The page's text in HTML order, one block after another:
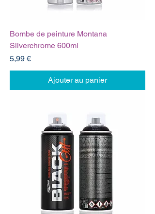
Bombe de peinture Montana
Silverchrome 600ml
Prix
5,99 €
Ajouter au panier